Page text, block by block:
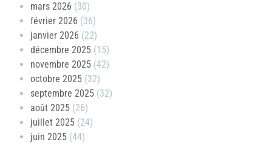
mars 2026 (30)
février 2026 (36)
janvier 2026 (22)
décembre 2025 (15)
novembre 2025 (42)
octobre 2025 (32)
septembre 2025 (32)
août 2025 (26)
juillet 2025 (24)
juin 2025 (44)